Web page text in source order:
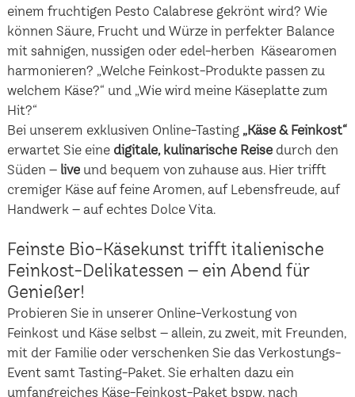
einem fruchtigen Pesto Calabrese gekrönt wird? Wie
können Säure, Frucht und Würze in perfekter Balance
mit sahnigen, nussigen oder edel-herben Käsearomen
harmonieren? „Welche Feinkost-Produkte passen zu
welchem Käse?“ und „Wie wird meine Käseplatte zum
Hit?“
Bei unserem exklusiven Online-Tasting „Käse & Feinkost“
erwartet Sie eine digitale, kulinarische Reisedurch den
Süden – live und bequem von zuhause aus. Hier trifft
cremiger Käse auf feine Aromen, auf Lebensfreude, auf
Handwerk – auf echtes Dolce Vita.
Feinste Bio-Käsekunst trifft italienische
Feinkost-Delikatessen – ein Abend für
Genießer!
Probieren Sie in unserer Online-Verkostung von
Feinkost und Käse selbst – allein, zu zweit, mit Freunden,
mit der Familie oder verschenken Sie das Verkostungs-
Event samt Tasting-Paket. Sie erhalten dazu ein
umfangreiches Käse-Feinkost-Paket bspw. nach